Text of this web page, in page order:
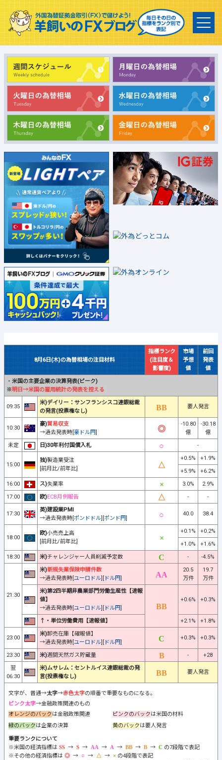
8月6日(木)の為替相場の注目材料
指標ランク
(注目度＆
影響度)
市場
予想
値
前回
発表
値
・ 米国の主要企業の決算発表(ピーク)
※明日→米国の雇用統計の発表を控える
09:35
米)デイリー：サンフランシスコ連銀総裁
の発言(投票権なし)
要人発言
10:30
豪)貿易収支
→過去発表時[豪ドル円]
-10.80
億
-30.18
億
未定
日)30年利付国債入札 -
15:00
独)製造業受注
[前月比/前年比]
+0.5%
+1.9%
+5.9%
+6.2%
16:00
ス)失業率 3.0%
2.9%
17:00
欧)ECB月例報告 - -
17:30
英)建設業PMI
→過去発表時[ポンドドル][ポンド円]
40.0 38.4
18:00
欧)小売売上高
[前月比/前年比]
+0.1%
+0.2%
+1.0%
+1.6%
18:30
米)チャレンジャー人員削減予定数 - -4.5%
21:30
米)新規失業保険申請件数
→過去発表時[ユーロドル][ ドル円]
20.5
万件
19.7
万件
米)第2四半期非農業部門労働生産性【速報
値】
→過去発表時[ユーロドル][ ドル円]
+0.6% +0.3%
↑・単位労働費用【速報値】 +2.1% +1.8%
23:00
米)卸売在庫【確報値】
→過去発表時[ユーロドル][ ドル円]
+0.3% +0.3%
23:30 米)週間天然ガス貯蔵量 -
+28
翌
06:30
米)ムサレム：セントルイス連銀総裁の発
言(投票権なし)
要人発言
文字が、普通→太字→赤色太字の順番で重要なものになる。
ピンク太字→金融政策関連のもの
オレンジのバックは金融政策関連 ピンクのバックは米国の材料
緑のバックは企業の決算 黄のバックは要人発言
重要ランクについて
※米国の経済指標は
→ → → → → →
の7段階で表記
※その他の経済指標は
→ → →
の4段階で表記